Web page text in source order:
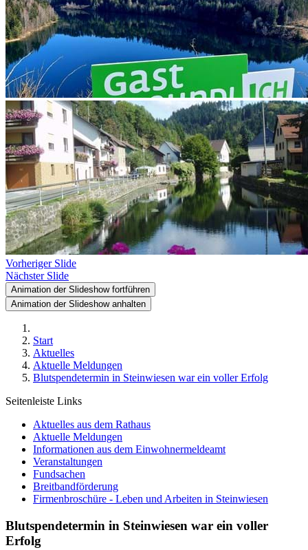
Vorheriger Slide
Nächster Slide
Animation der Slideshow fortführen
Animation der Slideshow anhalten
Start
Aktuelles
Aktuelle Meldungen
Blutspendetermin in Steinwiesen war ein voller Erfolg
Seitenleiste Links
Aktuelles aus dem Rathaus
Aktuelle Meldungen
Informationen aus dem Einwohnermeldeamt
Veranstaltungen
Fundsachen
Breitbandförderung
Firmenbroschüre - Leben und Arbeiten in Steinwiesen
Blutspendetermin in Steinwiesen war ein voller
Erfolg